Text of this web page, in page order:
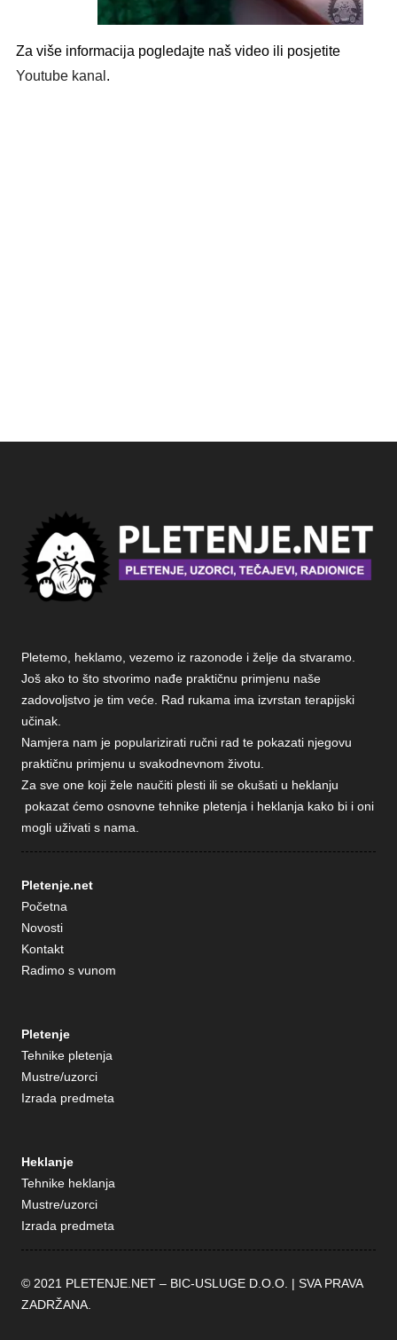
Za više informacija pogledajte naš video ili posjetite
Youtube kanal .
Pletemo, heklamo, vezemo iz razonode i želje da stvaramo.
Još ako to što stvorimo nađe praktičnu primjenu naše
zadovoljstvo je tim veće. Rad rukama ima izvrstan terapijski
učinak.
Namjera nam je popularizirati ručni rad te pokazati njegovu
praktičnu primjenu u svakodnevnom životu.
Za sve one koji žele naučiti plesti ili se okušati u heklanju
pokazat ćemo osnovne tehnike pletenja i heklanja kako bi i oni
mogli uživati s nama.
Pletenje.net
Početna
Novosti
Kontakt
Radimo s vunom
Pletenje
Tehnike pletenja
Mustre/uzorci
Izrada predmeta
Heklanje
Tehnike heklanja
Mustre/uzorci
Izrada predmeta
© 2021 PLETENJE.NET – BIC-USLUGE D.O.O. | SVA PRAVA
ZADRŽANA.